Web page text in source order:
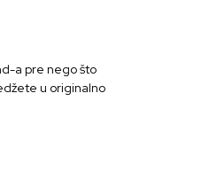
a pre nego što
u originalno